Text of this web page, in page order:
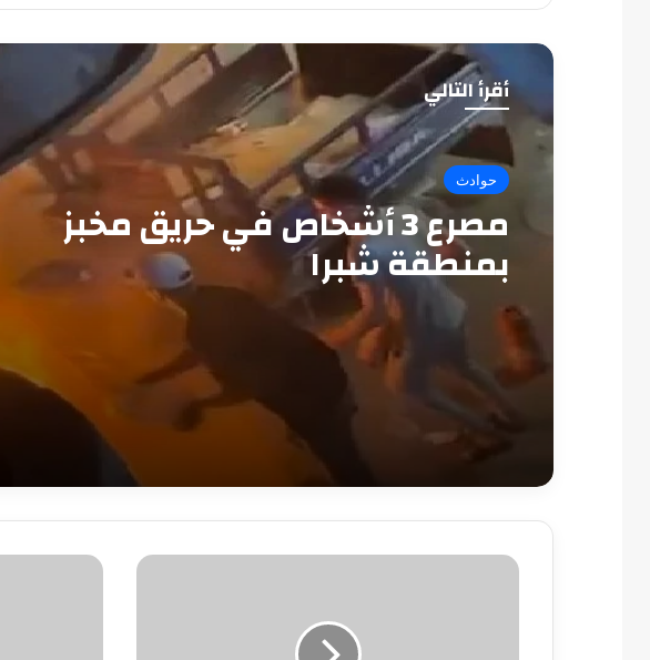
أقرأ التالي
حوادث
مصرع 3 أشخاص في حريق مخبز
بمنطقة شبرا
كأس
5